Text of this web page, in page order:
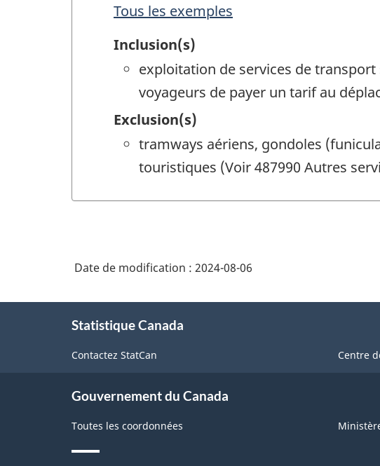
Tous les exemples
Inclusion(s)
exploitation de services de
voyageurs de payer un tarif au
Exclusion(s)
tramways aériens, gondoles
touristiques (Voir 487990 Autres
Date de modification : 2024-08-06
Statistique Canada
Contactez StatCan Centre
Gouvernement du Canada
Toutes les coordonnées